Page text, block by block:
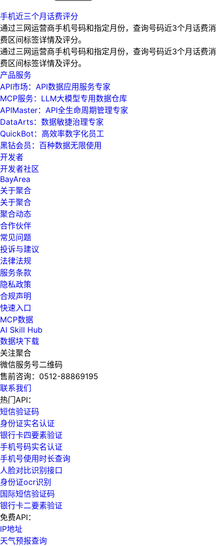
手机近三个月话费评分
通过三网运营商手机号码和指定月份，查询号码近3个月话费消
费区间标签详情及评分。
通过三网运营商手机号码和指定月份，查询号码近3个月话费消
费区间标签详情及评分。
产品服务
API市场：API数据应用服务专家
MCP服务：LLM大模型专用数据仓库
APIMaster：API全生命周期管理专家
DataArts：数据敏捷治理专家
QuickBot：高效率数字化员工
黑钻会员：百种数据无限使用
开发者
开发者社区
BayArea
关于聚合
关于聚合
聚合动态
合作伙伴
常见问题
投诉与建议
法律法规
服务条款
隐私政策
合规声明
快速入口
MCP数据
AI Skill Hub
数据块下载
关注聚合
微信服务号二维码
售前咨询： 0512-88869195
联系我们
热门API：
短信验证码
身份证实名认证
银行卡四要素验证
手机号码实名认证
手机号使用时长查询
人脸对比识别接口
身份证ocr识别
国际短信验证码
银行卡二要素验证
免费API：
IP地址
天气预报查询